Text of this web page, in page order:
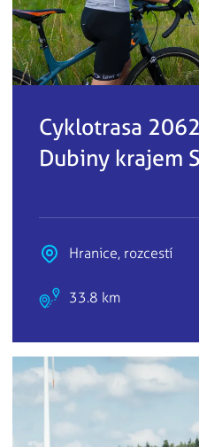
Cyklotrasa
Dubiny krajem
Hranice, rozcestí
33.8 km